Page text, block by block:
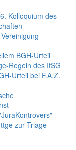
Kolloquium des
BGH-Urteil
Regeln des IfSG
Urteil bei F.A.Z.
zur Triage